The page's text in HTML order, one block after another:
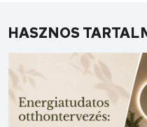
HASZNOS